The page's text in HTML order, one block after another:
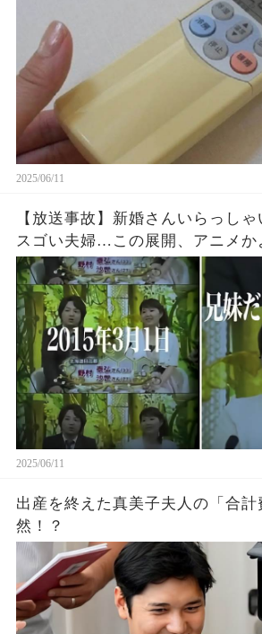
2025/06/11
【放送事故】新婚さんいらっし
スゴい夫婦…この展開、アニメ
2025/06/11
出産を終えた真美子夫人の「合計
然！？